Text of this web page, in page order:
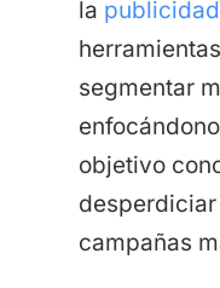
la
segmentar
objetivo
campañas